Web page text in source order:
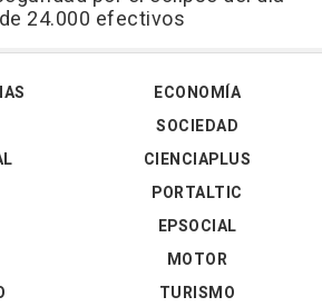
24.000 efectivos
ECONOMÍA
SOCIEDAD
CIENCIAPLUS
PORTALTIC
EPSOCIAL
MOTOR
TURISMO